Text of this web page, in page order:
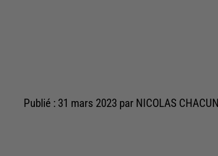
Publié : 31 mars 2023 par NICOLAS CHACUN